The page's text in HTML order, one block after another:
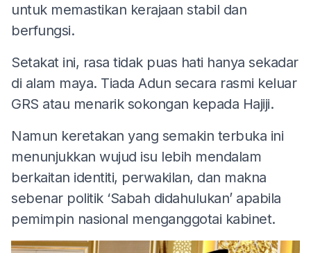
untuk memastikan kerajaan stabil dan
berfungsi.
Setakat ini, rasa tidak puas hati hanya sekadar
di alam maya. Tiada Adun secara rasmi keluar
GRS atau menarik sokongan kepada Hajiji.
Namun keretakan yang semakin terbuka ini
menunjukkan wujud isu lebih mendalam
berkaitan identiti, perwakilan, dan makna
sebenar politik ‘Sabah didahulukan’ apabila
pemimpin nasional menganggotai kabinet.